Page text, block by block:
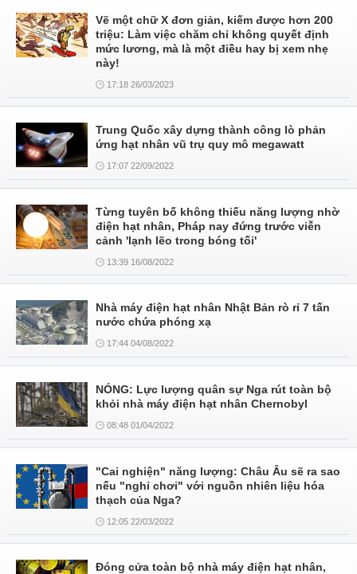
Vẽ một chữ X đơn giản, kiếm được hơn 200
triệu: Làm việc chăm chỉ không quyết định
mức lương, mà là một điều hay bị xem nhẹ
này!
17:18 26/03/2023
Trung Quốc xây dựng thành công lò phản
ứng hạt nhân vũ trụ quy mô megawatt
17:07 22/09/2022
Từng tuyên bố không thiếu năng lượng nhờ
điện hạt nhân, Pháp nay đứng trước viễn
cảnh 'lạnh lẽo trong bóng tối'
13:39 16/08/2022
Nhà máy điện hạt nhân Nhật Bản rò rỉ 7 tấn
nước chứa phóng xạ
17:44 04/08/2022
NÓNG: Lực lượng quân sự Nga rút toàn bộ
khỏi nhà máy điện hạt nhân Chernobyl
08:48 01/04/2022
"Cai nghiện" năng lượng: Châu Âu sẽ ra sao
nếu "nghỉ chơi" với nguồn nhiên liệu hóa
thạch của Nga?
12:05 22/03/2022
Đóng cửa toàn bộ nhà máy điện hạt nhân,